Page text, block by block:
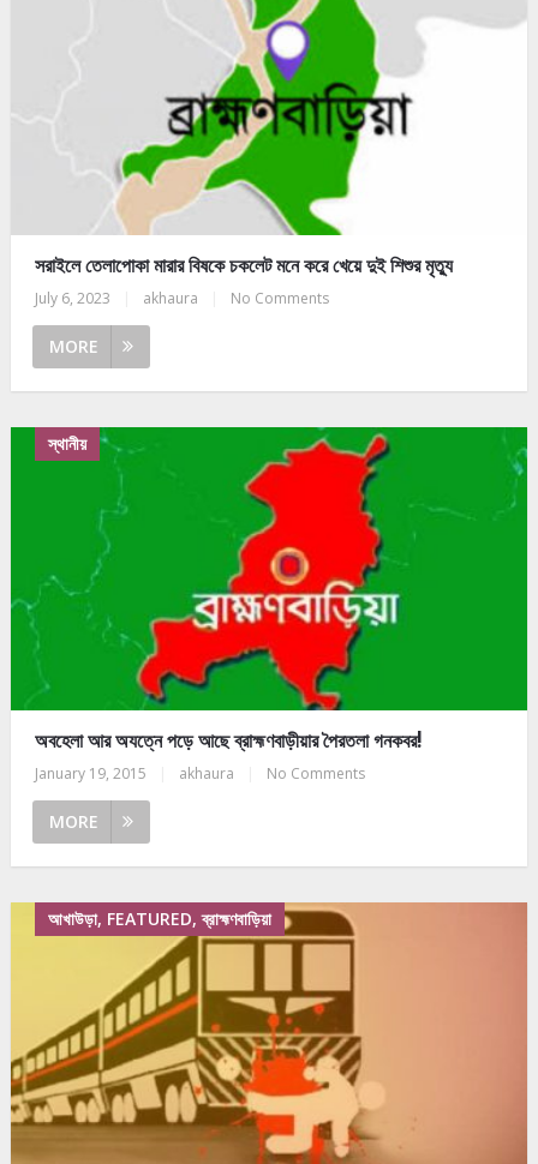
সরাইলে তেলাপোকা মারার বিষকে চকলেট মনে করে খেয়ে দুই শিশুর মৃত্যু
July 6, 2023 akhaura No Comments
MORE
স্থানীয়
অবহেলা আর অযত্নে পড়ে আছে ব্রাহ্মণবাড়ীয়ার পৈরতলা গনকবর!
January 19, 2015 akhaura No Comments
MORE
আখাউড়া, FEATURED, ব্রাহ্মণবাড়িয়া